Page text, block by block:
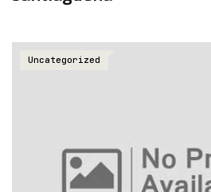
Uncategorized